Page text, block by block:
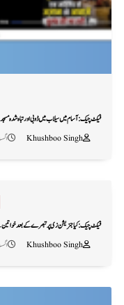
فیکٹ چیک: آسام میں سیلاب میں ڈوبی اور تباہ شدہ
Khushboo Singh
اگست
فیکٹ چیک: کیا جنریشن زی پر تبصرے کے بعد خواتین
Khushboo Singh
اگست